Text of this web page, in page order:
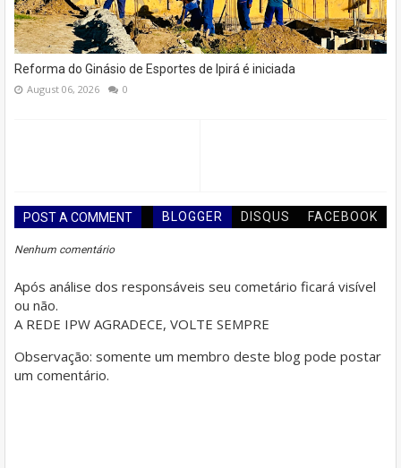
Reforma do Ginásio de Esportes de Ipirá é iniciada
August 06, 2026 0
POST A COMMENT BLOGGER DISQUS FACEBOOK
Nenhum comentário
Após análise dos responsáveis seu cometário ficará visível
ou não.
A REDE IPW AGRADECE, VOLTE SEMPRE
Observação: somente um membro deste blog pode postar
um comentário.